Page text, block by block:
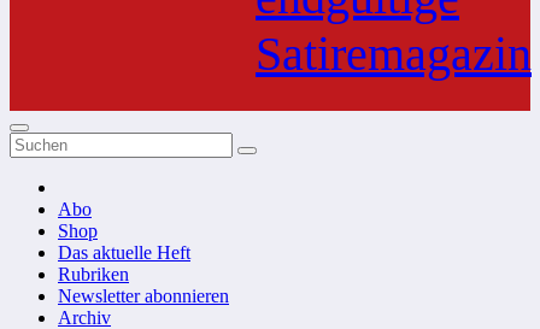
Satiremagazin
Abo
Shop
Das aktuelle Heft
Rubriken
Newsletter abonnieren
Archiv